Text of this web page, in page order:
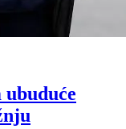
ubuduće